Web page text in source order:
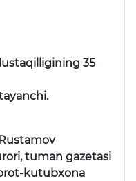
35
tuman gazetasi
kutubxona